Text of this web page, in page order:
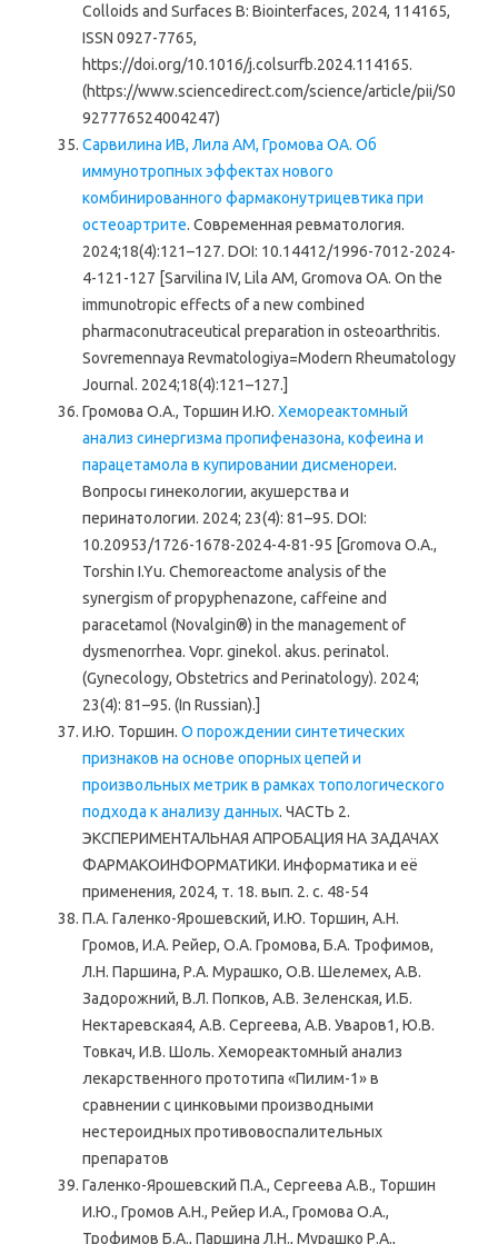
Colloids and Surfaces B: Biointerfaces, 2024, 114165,
ISSN 0927-7765,
https://doi.org/10.1016/j.colsurfb.2024.114165.
(https://www.sciencedirect.com/science/article/pii/S0
927776524004247)
Сарвилина ИВ, Лила АМ, Громова ОА. Об
иммунотропных эффектах нового
комбинированного фармаконутрицевтика при
остеоартрите. Современная ревматология.
2024;18(4):121–127. DOI: 10.14412/1996-7012-2024-
4-121-127 [Sarvilina IV, Lila AM, Gromova OA. On the
immunotropic effects of a new combined
pharmaconutraceutical preparation in osteoarthritis.
Sovremennaya Revmatologiya=Modern Rheumatology
Journal. 2024;18(4):121–127.]
Громова О.А., Торшин И.Ю. Хемореактомный
анализ синергизма пропифеназона, кофеина и
парацетамола в купировании дисменореи.
Вопросы гинекологии, акушерства и
перинатологии. 2024; 23(4): 81–95. DOI:
10.20953/1726-1678-2024-4-81-95 [Gromova O.A.,
Torshin I.Yu. Chemoreactome analysis of the
synergism of propyphenazone, caffeine and
paracetamol (Novalgin®) in the management of
dysmenorrhea. Vopr. ginekol. akus. perinatol.
(Gynecology, Obstetrics and Perinatology). 2024;
23(4): 81–95. (In Russian).]
И.Ю. Торшин. О порождении синтетических
признаков на основе опорных цепей и
произвольных метрик в рамках топологического
подхода к анализу данных. ЧАСТЬ 2.
ЭКСПЕРИМЕНТАЛЬНАЯ АПРОБАЦИЯ НА ЗАДАЧАХ
ФАРМАКОИНФОРМАТИКИ. Информатика и её
применения, 2024, т. 18. вып. 2. с. 48-54
П.А. Галенко-Ярошевский, И.Ю. Торшин, А.Н.
Громов, И.А. Рейер, О.А. Громова, Б.А. Трофимов,
Л.Н. Паршина, Р.А. Мурашко, О.В. Шелемех, А.В.
Задорожний, В.Л. Попков, А.В. Зеленская, И.Б.
Нектаревская4, А.В. Сергеева, А.В. Уваров1, Ю.В.
Товкач, И.В. Шоль. Хемореактомный анализ
лекарственного прототипа «Пилим-1» в
сравнении с цинковыми производными
нестероидных противовоспалительных
препаратов
Галенко-Ярошевский П.А., Сергеева А.В., Торшин
И.Ю., Громов А.Н., Рейер И.А., Громова О.А.,
Трофимов Б.А., Паршина Л.Н., Мурашко Р.А.,